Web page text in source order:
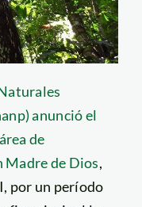
anunció el
de
Madre de Dios,
por un período